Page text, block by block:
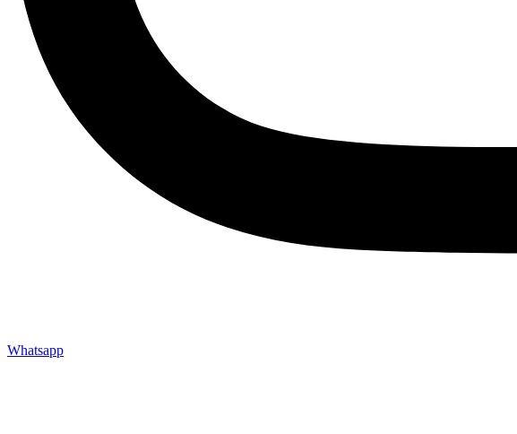
Whatsapp